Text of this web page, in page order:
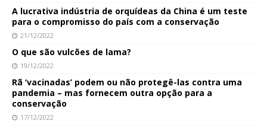
A lucrativa indústria de orquídeas da China é um teste
para o compromisso do país com a conservação
21/12/2022
O que são vulcões de lama?
19/12/2022
Rã ‘vacinadas’ podem ou não protegê-las contra uma
pandemia – mas fornecem outra opção para a
conservação
17/12/2022